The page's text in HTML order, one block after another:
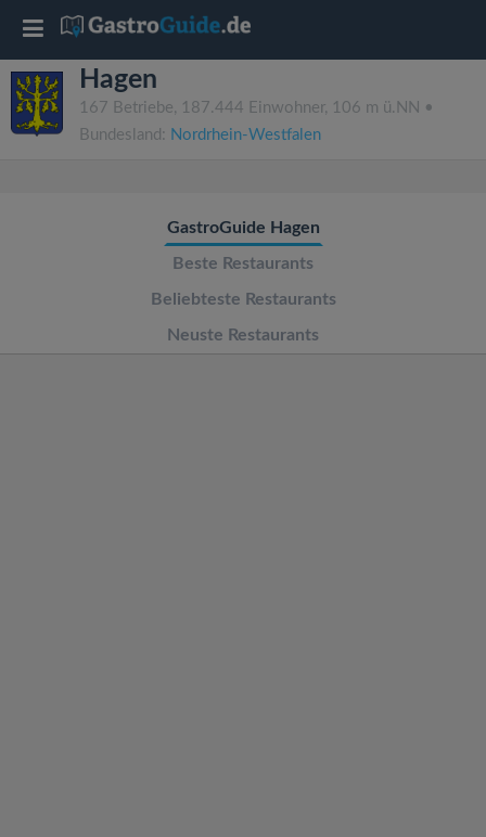
Hagen
167 Betriebe, 187.444 Einwohner, 106 m ü.NN •
Bundesland: Nordrhein-Westfalen
GastroGuide Hagen
Beste Restaurants
Beliebteste Restaurants
Neuste Restaurants
T
o